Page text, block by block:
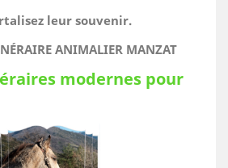
leur souvenir.
ANIMALIER MANZAT
modernes pour